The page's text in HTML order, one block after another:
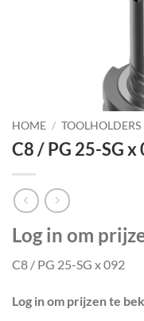
HOME / TOOLHOLDERS
C8 / PG 25-SG x
Log in om
C8 / PG 25-SG x 092
Log in om prijzen te